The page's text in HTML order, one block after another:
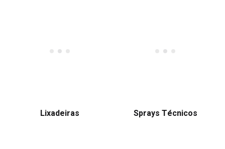
Lixadeiras Sprays Técnicos